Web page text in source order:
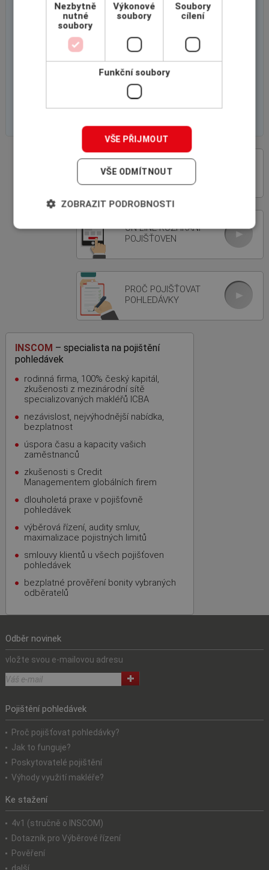
VÝHODY SPOLUPRÁCE
S INSCOM
ON-LINE ROZHRANÍ
POJIŠŤOVEN
PROČ POJIŠŤOVAT
POHLEDÁVKY
INSCOM – specialista na pojištění
pohledávek
rodinná firma, 100% český kapitál,
zkušenosti z mezinárodní sítě
specializovaných makléřů ICBA
nezávislost, nejvýhodnější nabídka,
bezplatnost
úspora času a kapacity vašich
zaměstnanců
zkušenosti s Credit
Managementem globálních firem
dlouholetá praxe v pojišťovně
pohledávek
výběrová řízení, audity smluv,
maximalizace pojistných limitů
smlouvy klientů u všech pojišťoven
pohledávek
bezplatné prověření bonity vybraných
odběratelů
Odběr novinek
vložte svou e-mailovou adresu
Pojištění pohledávek
Proč pojišťovat pohledávky?
Jak to funguje?
Poskytovatelé pojištění
Výhody využití makléře?
Ke stažení
4v1 (stručně o INSCOM)
Dotazník pro Výběrové řízení
Pověření
další...
Nezbytně
nutné
soubory
Výkonové
soubory
Soubory
cílení
Funkční soubory
VŠE PŘIJMOUT
VŠE ODMÍTNOUT
ZOBRAZIT PODROBNOSTI